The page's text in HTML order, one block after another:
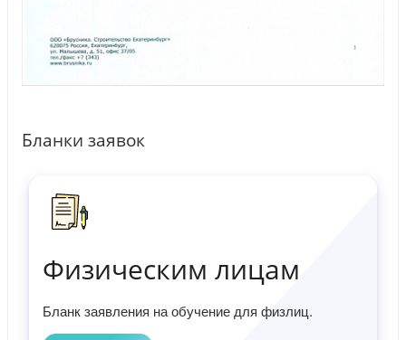
Бланки заявок
Физическим лицам
Бланк заявления на обучение для физлиц.